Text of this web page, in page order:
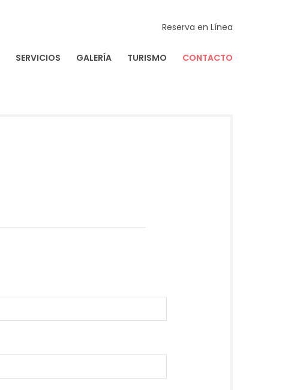
Reserva en Línea
SERVICIOS GALERÍA TURISMO CONTACTO